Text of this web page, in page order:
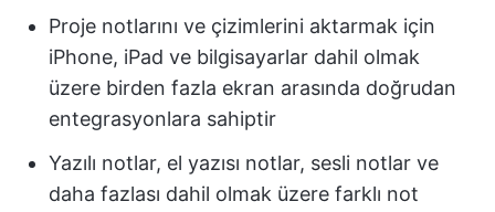
Proje notlarını ve çizimlerini aktarmak için
iPhone, iPad ve bilgisayarlar dahil olmak
üzere birden fazla ekran arasında doğrudan
entegrasyonlara sahiptir
Yazılı notlar, el yazısı notlar, sesli notlar ve
daha fazlası dahil olmak üzere farklı not